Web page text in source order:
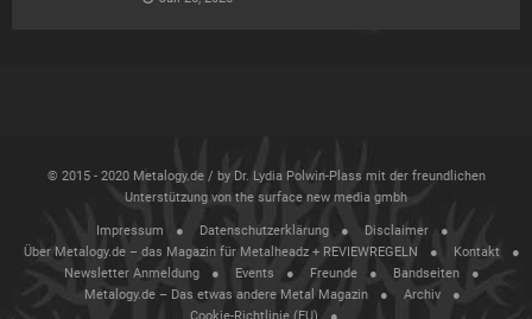
© 2015 - 2020 Metalogy.de / by Dr. Lydia Polwin-Plass mit der freundlichen
Unterstützung von the surface new media gmbh
Impressum Datenschutzerklärung
Disclaimer
Über Metalogy.de – das Magazin für Metalheadz + REVIEWREGELN
Kontakt
Newsletter Anmeldung
Events Freunde
Bandseiten
Metalogy.de – Das etwas andere Metal Magazin
Archiv